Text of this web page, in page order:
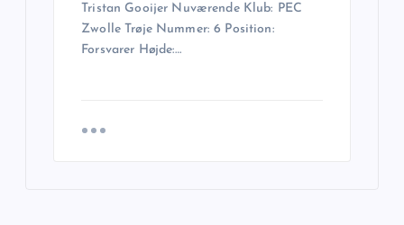
Tristan Gooijer Nuværende Klub: PEC
Zwolle Trøje Nummer: 6 Position:
Forsvarer Højde:…